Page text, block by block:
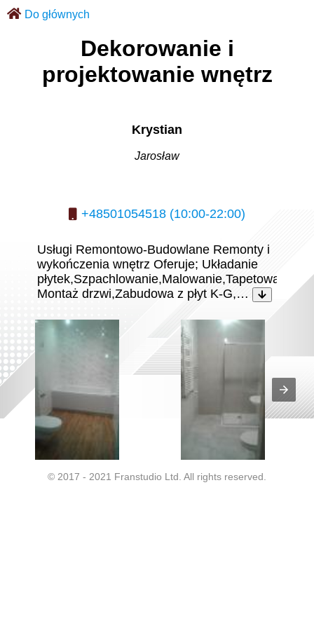
Do głównych
Dekorowanie i
projektowanie wnętrz
Krystian
Jarosław
+48501054518 (10:00-22:00)
Usługi Remontowo-Budowlane Remonty i
wykończenia wnętrz Oferuje; Układanie
płytek,Szpachlowanie,Malowanie,Tapetowanie,
Montaż drzwi,Zabudowa z płyt K-G,…
© 2017 - 2021 Franstudio Ltd. All rights reserved.